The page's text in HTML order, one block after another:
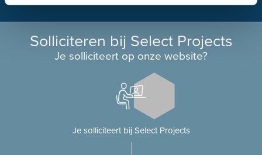
Solliciteren bij Select Projects
Je solliciteert op onze website?
Je solliciteert bij Select Projects